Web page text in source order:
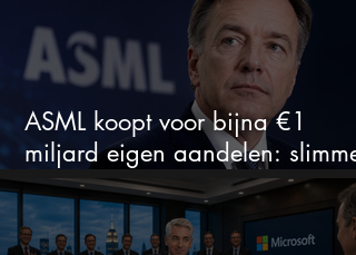
ASML koopt voor bijna €1
miljard eigen aandelen: slimme
zet of dure timing?